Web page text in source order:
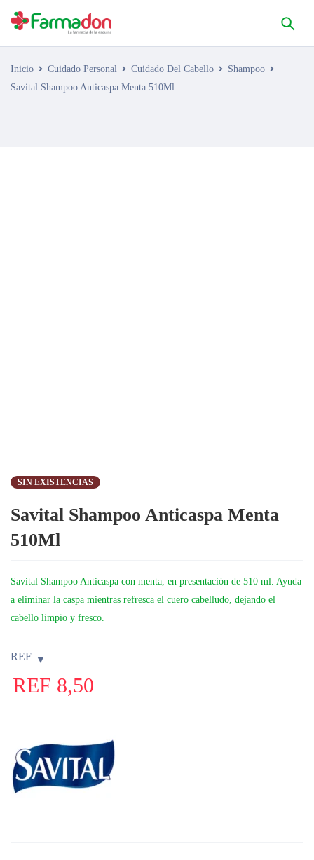
Inicio Cuidado Personal Cuidado Del Cabello
Shampoo
Savital Shampoo Anticaspa Menta 510Ml
SIN EXISTENCIAS
Savital Shampoo Anticaspa Menta
510Ml
Savital Shampoo Anticaspa con menta, en presentación de 510 ml. Ayuda
a eliminar la caspa mientras refresca el cuero cabelludo, dejando el
cabello limpio y fresco.
REF
REF 8,50